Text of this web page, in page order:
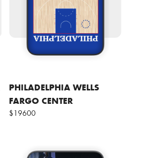
PHILADELPHIA WELLS
FARGO CENTER
$19600